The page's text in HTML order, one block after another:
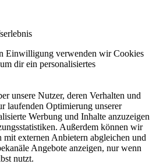
Einwilligung verwenden wir Cookies
dir ein personalisiertes
unsere Nutzer, deren Verhalten und
laufenden Optimierung unserer
Werbung und Inhalte anzuzeigen
Außerdem können wir
mit externen Anbietern abgleichen und
Angebote anzeigen, nur wenn
nutzt.